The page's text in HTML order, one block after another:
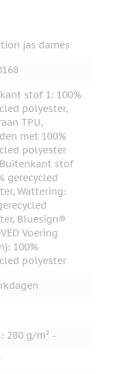
jas dames
stof 1: 100%
polyester,
TPU,
met 100%
polyester
stof
gerecycled
Wattering:
Bluesign®
Voering
100%
polyester
280 g/m² -